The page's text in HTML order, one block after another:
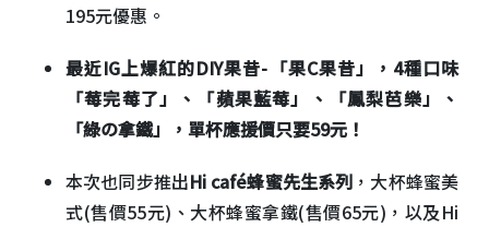
195元優惠。
最近IG上爆紅的DIY果昔-「果C果昔」，4種口味
「莓完莓了」、「蘋果藍莓」、「鳳梨芭樂」、
「綠の拿鐵」，單杯應援價只要59元！
本次也同步推出Hi café蜂蜜先生系列 ，大杯蜂蜜美
式(售價55元)、大杯蜂蜜拿鐵(售價65元)，以及Hi